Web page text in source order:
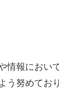
情報におい
う努めてお